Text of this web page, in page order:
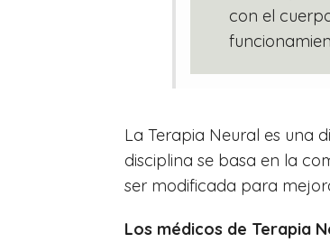
con el
La Terapia Neural es una
disciplina se basa en la
ser modificada para
Los médicos de Terapia